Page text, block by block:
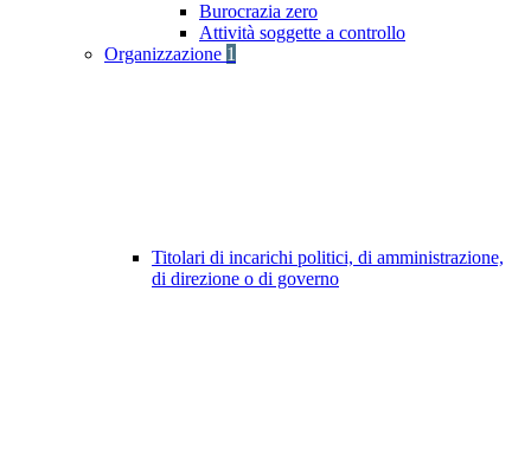
Burocrazia zero
Attività soggette a controllo
Organizzazione 1
Titolari di incarichi politici, di amministrazione,
di direzione o di governo